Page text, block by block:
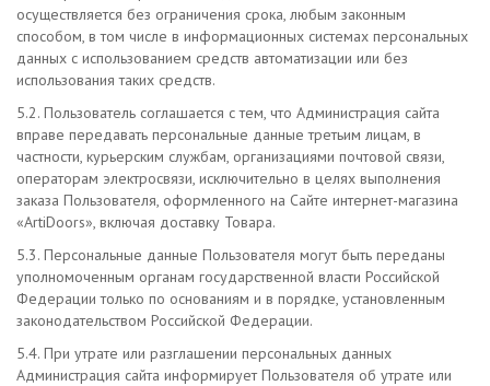
осуществляется без ограничения срока, любым законным
способом, в том числе в информационных системах персональных
данных с использованием средств автоматизации или без
использования таких средств.
5.2. Пользователь соглашается с тем, что Администрация сайта
вправе передавать персональные данные третьим лицам, в
частности, курьерским службам, организациями почтовой связи,
операторам электросвязи, исключительно в целях выполнения
заказа Пользователя, оформленного на Сайте интернет-магазина
«ArtiDoors», включая доставку Товара.
5.3. Персональные данные Пользователя могут быть переданы
уполномоченным органам государственной власти Российской
Федерации только по основаниям и в порядке, установленным
законодательством Российской Федерации.
5.4. При утрате или разглашении персональных данных
Администрация сайта информирует Пользователя об утрате или